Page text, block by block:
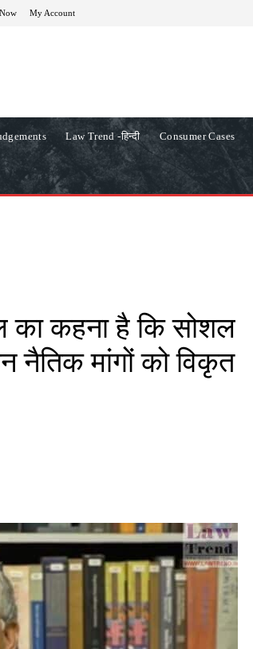
My Account
Law Trend -हिन्दी Consumer Cases
का कहना है कि सोशल
नैतिक मांगों को विकृत